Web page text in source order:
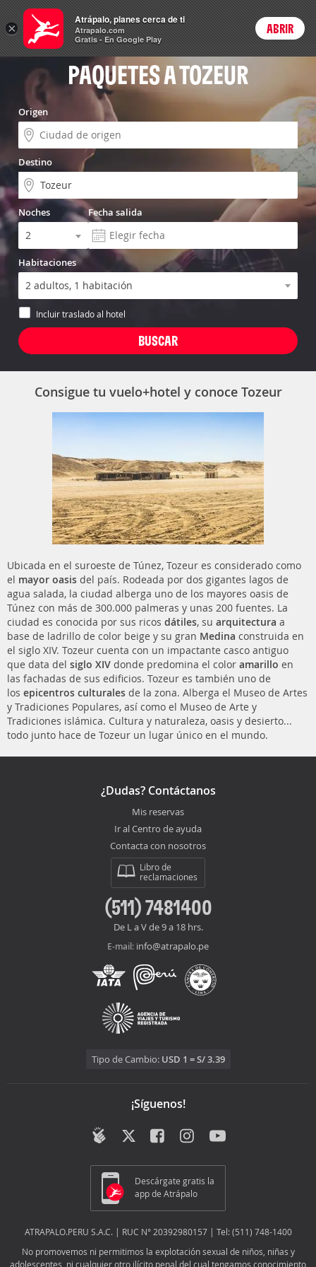
Vuelo+Hotel Login
PAQUETES A TOZEUR
Origen
Destino
Noches Fecha salida
Habitaciones
Incluir traslado al hotel
Consigue tu vuelo+hotel y conoce Tozeur
Ubicada en el suroeste de Túnez, Tozeur es considerado como
el mayor oasis del país. Rodeada por dos gigantes lagos de
agua salada, la ciudad alberga uno de los mayores oasis de
Túnez con más de 300.000 palmeras y unas 200 fuentes. La
ciudad es conocida por sus ricos dátiles, su arquitectura a
base de ladrillo de color beige y su gran Medina construida en
el siglo XIV. Tozeur cuenta con un impactante casco antiguo
que data del siglo XIV donde predomina el color amarillo en
las fachadas de sus edificios. Tozeur es también uno de
los epicentros culturales de la zona. Alberga el Museo de Artes
y Tradiciones Populares, así como el Museo de Arte y
Tradiciones islámica. Cultura y naturaleza, oasis y desierto...
todo junto hace de Tozeur un lugar único en el mundo.
¿Dudas? Contáctanos
Mis reservas
Ir al Centro de ayuda
Contacta con nosotros
Libro de
reclamaciones
(511) 7481400
De L a V de 9 a 18 hrs.
E-mail: info@atrapalo.pe
Tipo de Cambio: USD 1 = S/ 3.39
¡Síguenos!
Descárgate gratis la
app de Atrápalo
ATRAPALO.PERU S.A.C. | RUC N° 20392980157 | Tel: (511) 748-1400
No promovemos ni permitimos la explotación sexual de niños, niñas y
adolescentes, ni cualquier otro ilícito penal del cual tengamos conocimiento
×
Atrápalo, planes cerca de ti
Atrapalo.com
Gratis - En Google Play
ABRIR